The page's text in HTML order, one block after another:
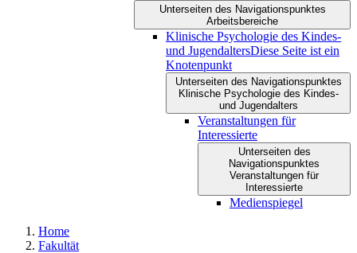
Unterseiten des Navigationspunktes
Arbeitsbereiche
Klinische Psychologie des Kindes-
und JugendaltersDiese Seite ist ein
Knotenpunkt
Unterseiten des Navigationspunktes
Klinische Psychologie des Kindes-
und Jugendalters
Veranstaltungen für
Interessierte
Unterseiten des
Navigationspunktes
Veranstaltungen für
Interessierte
Medienspiegel
Home
Fakultät